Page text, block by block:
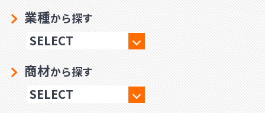
業種から探す
商材から探す